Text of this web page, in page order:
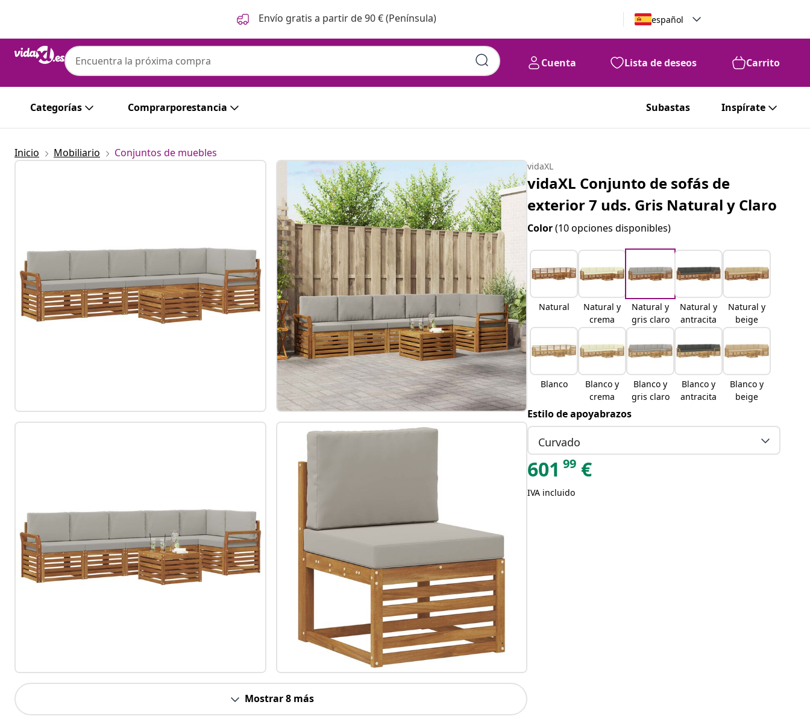
Envío gratis a partir de 90 € (Península) español
Cuenta Lista de deseos Carrito
Categorías Comprarporestancia Subastas Inspírate
Inicio Mobiliario Conjuntos de muebles
Mostrar 8 más
vidaXL
vidaXL Conjunto de sofás de
exterior 7 uds. Gris Natural y Claro
Color(10 opciones disponibles)
Natural
Natural y
crema
Natural y
gris claro
Natural y
antracita
Natural y
beige
Blanco
Blanco y
crema
Blanco y
gris claro
Blanco y
antracita
Blanco y
beige
Estilo de apoyabrazos
Curvado
601 99 €
IVA incluido